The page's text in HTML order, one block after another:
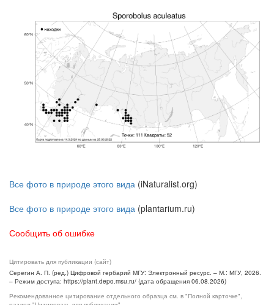
Все фото в природе этого вида (iNaturalist.org)
Все фото в природе этого вида (plantarium.ru)
Сообщить об ошибке
Цитировать для публикации (сайт)
Серегин А. П. (ред.) Цифровой гербарий МГУ: Электронный ресурс. – М.: МГУ, 2026.
– Режим доступа: https://plant.depo.msu.ru/ (дата обращения 06.08.2026)
Рекомендованное цитирование отдельного образца см. в "Полной карточке",